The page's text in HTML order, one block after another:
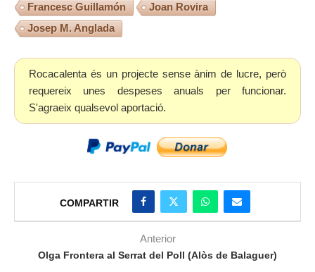
Francesc Guillamón
Joan Rovira
Josep M. Anglada
Rocacalenta és un projecte sense ànim de lucre, però
requereix unes despeses anuals per funcionar.
S'agraeix qualsevol aportació.
COMPARTIR
Anterior
Olga Frontera al Serrat del Poll (Alòs de Balaguer)